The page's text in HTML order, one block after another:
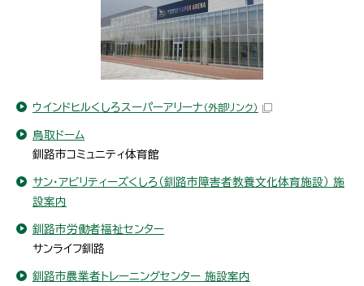
ウインドヒルくしろスーパーアリーナ （外部リンク）
鳥取ドーム
釧路市コミュニティ体育館
サン・アビリティーズくしろ（釧路市障害者教養文化体育施設） 施
設案内
釧路市労働者福祉センター
サンライフ釧路
釧路市農業者トレーニングセンター 施設案内